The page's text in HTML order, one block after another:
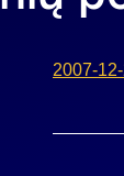
2007-